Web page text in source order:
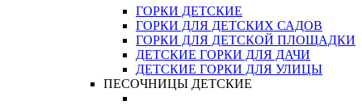
ГОРКИ ДЕТСКИЕ
ГОРКИ ДЛЯ ДЕТСКИХ САДОВ
ГОРКИ ДЛЯ ДЕТСКОЙ ПЛОЩАДКИ
ДЕТСКИЕ ГОРКИ ДЛЯ ДАЧИ
ДЕТСКИЕ ГОРКИ ДЛЯ УЛИЦЫ
ПЕСОЧНИЦЫ ДЕТСКИЕ